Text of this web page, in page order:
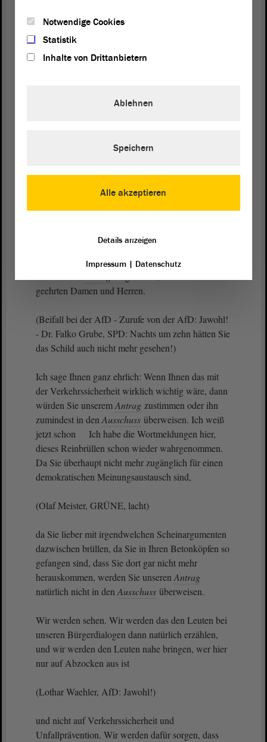
Verkehrsregeln gelten trotzdem!))
es schon einmal erzählt - auch noch zu Unrecht.
Stelle unterschritten.
Wissen Sie, wie viele Leute das nicht wissen und
keine Verkehrsrechtsschutzversicherung haben, die
Führerschein verlieren? - Es sind nicht wenige.
Dagegen wollen wir angehen. Darum haben wir
geehrten Damen und Herren.
(Beifall bei der AfD - Zurufe von der AfD: Jawohl!
- Dr. Falko Grube, SPD: Nachts um zehn hätten Sie
das Schild auch nicht mehr gesehen!)
Ich sage Ihnen ganz ehrlich: Wenn Ihnen das mit
der Verkehrssicherheit wirklich wichtig wäre, dann
würden Sie unseremAntrag zustimmen oder ihn
zumindest in den Ausschuss überweisen. Ich weiß
jetzt schon Ich habe die Wortmeldungen hier,
dieses Reinbrüllen schon wieder wahrgenommen.
Da Sie überhaupt nicht mehr zugänglich für einen
demokratischen Meinungsaustausch sind,
(Olaf Meister, GRÜNE, lacht)
da Sie lieber mit irgendwelchen Scheinargumenten
dazwischen brüllen, da Sie in Ihren Betonköpfen so
gefangen sind, dass Sie dort gar nicht mehr
herauskommen, werden Sie unseren Antrag
natürlich nicht in den Ausschuss überweisen.
Wir werden sehen. Wir werden das den Leuten bei
unseren Bürgerdialogen dann natürlich erzählen,
und wir werden den Leuten nahe bringen, wer hier
nur auf Abzocken aus ist
(Lothar Waehler, AfD: Jawohl!)
und nicht auf Verkehrssicherheit und
Unfallprävention. Wir werden dafür sorgen, dass
Notwendige Cookies
Statistik
Inhalte von Drittanbietern
Alle akzeptieren
Ablehnen
Speichern
Details anzeigen
Impressum| Datenschutz